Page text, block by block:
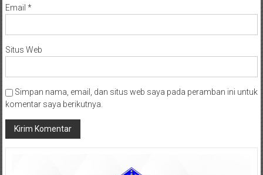
Email *
Situs Web
Simpan nama, email, dan situs web saya pada peramban ini untuk
komentar saya berikutnya.